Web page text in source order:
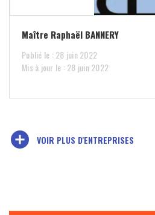
Maître Raphaël BANNERY
Publié le : 28 juin 2022
Mis à jour le : 28 juin 2022
add_circle VOIR PLUS D'ENTREPRISES